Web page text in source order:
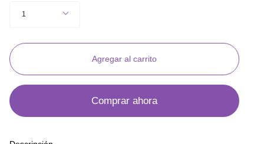
1
Agregar al carrito
Comprar ahora